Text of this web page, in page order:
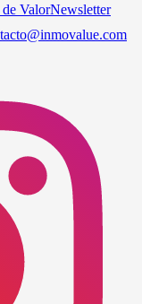
ValorNewsletter